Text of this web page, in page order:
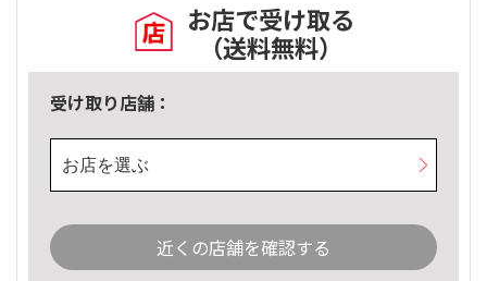
お店で受け取る
（送料無料）
受け取り店舗：
お店を選ぶ
近くの店舗を確認する